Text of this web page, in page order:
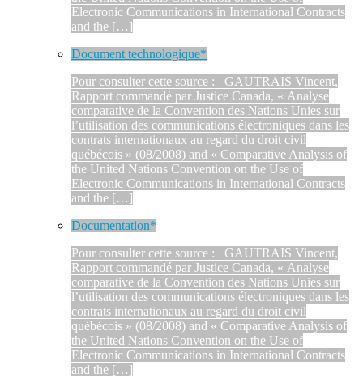
Electronic Communications in International Contracts
and the […]
Document technologique*
Pour consulter cette source : GAUTRAIS Vincent,
Rapport commandé par Justice Canada, « Analyse
comparative de la Convention des Nations Unies sur
l’utilisation des communications électroniques dans les
contrats internationaux au regard du droit civil
québécois » (08/2008) and « Comparative Analysis of
the United Nations Convention on the Use of
Electronic Communications in International Contracts
and the […]
Documentation*
Pour consulter cette source : GAUTRAIS Vincent,
Rapport commandé par Justice Canada, « Analyse
comparative de la Convention des Nations Unies sur
l’utilisation des communications électroniques dans les
contrats internationaux au regard du droit civil
québécois » (08/2008) and « Comparative Analysis of
the United Nations Convention on the Use of
Electronic Communications in International Contracts
and the […]